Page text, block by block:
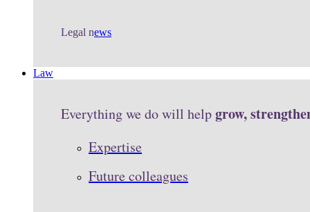
Legal news
Law
Everything we do will helpgrow,
Expertise
Future colleagues